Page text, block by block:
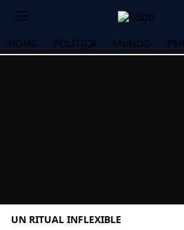
HOME POLÍTICA MUNDO
UN RITUAL INFLEXIBLE